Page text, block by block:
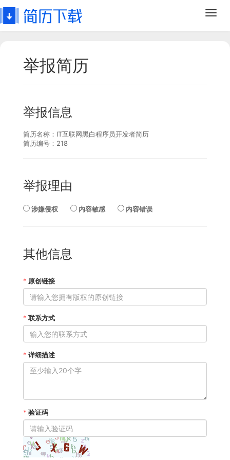
举报简历
举报信息
简历名称： IT互联网黑白程序员开发者简历
简历编号： 218
举报理由
涉嫌侵权 内容敏感 内容错误
其他信息
* 原创链接
* 联系方式
* 详细描述
* 验证码